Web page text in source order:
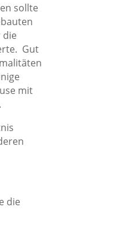
sollte
die
Gut
mit
die